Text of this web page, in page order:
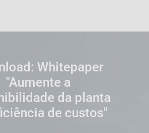
Whitepaper
"Aumente a
da planta
de custos"